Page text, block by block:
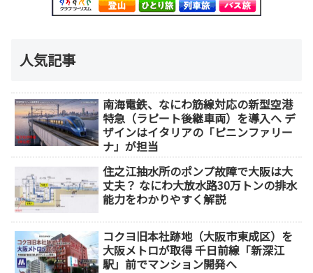
人気記事
南海電鉄、なにわ筋線対応の新型空港
特急（ラピート後継車両）を導入へ デ
ザインはイタリアの「ピニンファリー
ナ」が担当
住之江抽水所のポンプ故障で大阪は大
丈夫？ なにわ大放水路30万トンの排水
能力をわかりやすく解説
コクヨ旧本社跡地（大阪市東成区）を
大阪メトロが取得 千日前線「新深江
駅」前でマンション開発へ